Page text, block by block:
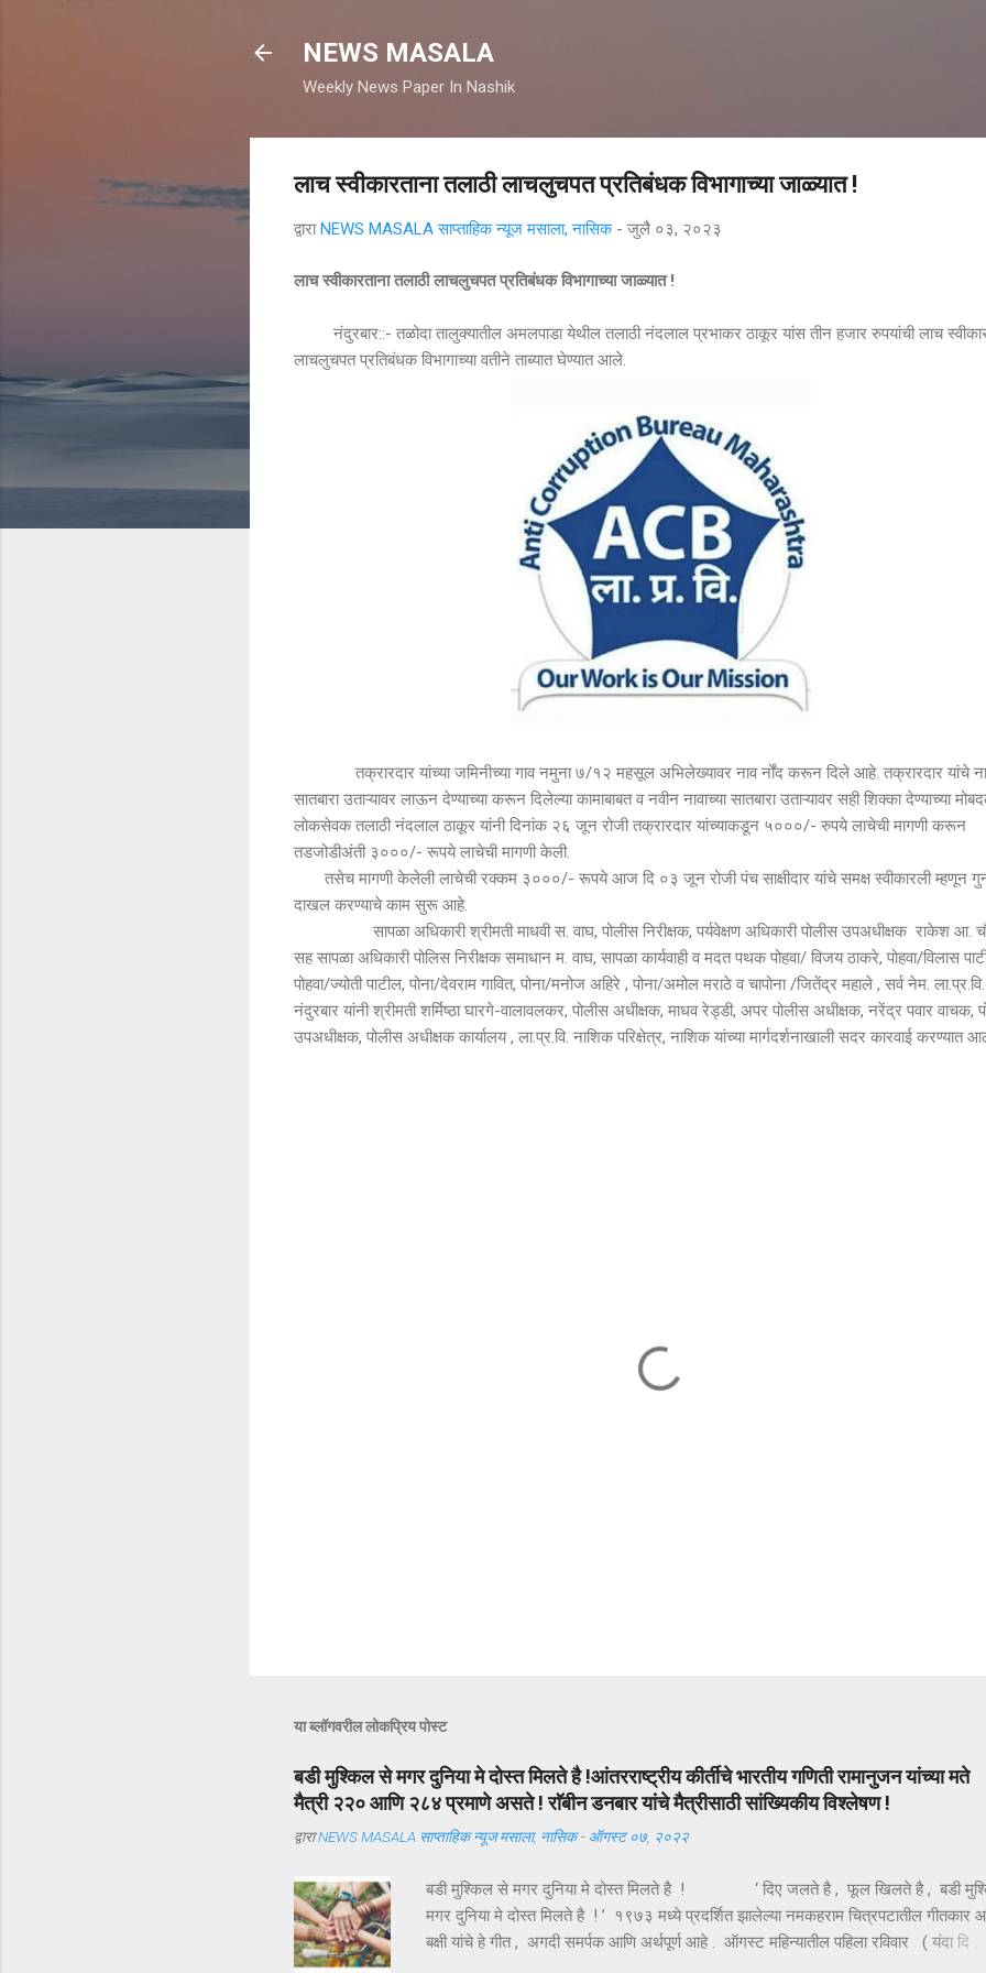
NEWS MASALA
Weekly News Paper In Nashik
लाच स्वीकारताना तलाठी लाचलुचपत प्रतिबंधक विभागाच्या जाळ्यात !
द्वाराNEWS MASALA साप्ताहिक न्यूज मसाला, नासिक - जुलै ०३, २०२३
लाच स्वीकारताना तलाठी लाचलुचपत प्रतिबंधक विभागाच्या जाळ्यात !
नंदुरबार::- तळोदा तालुक्यातील अमलपाडा येथील तलाठी नंदलाल प्रभाकर ठाकूर यांस तीन हजार रुपयांची लाच
लाचलुचपत प्रतिबंधक विभागाच्या वतीने ताब्यात घेण्यात आले.
तक्रारदार यांच्या जमिनीच्या गाव नमुना ७/१२ महसूल अभिलेख्यावर नाव र्नोंद करून दिले आहे. तक्रारदार यांचे
सातबारा उताऱ्यावर लाऊन देण्याच्या करून दिलेल्या कामाबाबत व नवीन नावाच्या सातबारा उताऱ्यावर सही शिक्का देण्याच्या
लोकसेवक तलाठी नंदलाल ठाकूर यांनी दिनांक २६ जून रोजी तक्रारदार यांच्याकडून ५०००/- रुपये लाचेची मागणी करून
तडजोडीअंती ३०००/- रूपये लाचेची मागणी केली.
तसेच मागणी केलेली लाचेची रक्कम ३०००/- रूपये आज दि ०३ जून रोजी पंच साक्षीदार यांचे समक्ष स्वीकारली म्हणून
दाखल करण्याचे काम सुरू आहे.
सापळा अधिकारी श्रीमती माधवी स. वाघ, पोलीस निरीक्षक, पर्यवेक्षण अधिकारी पोलीस उपअधीक्षक राकेश आ.
सह सापळा अधिकारी पोलिस निरीक्षक समाधान म. वाघ, सापळा कार्यवाही व मदत पथक पोहवा/ विजय ठाकरे, पोहवा/विलास
पोहवा/ज्योती पाटील, पोना/देवराम गावित, पोना/मनोज अहिरे , पोना/अमोल मराठे व चापोना /जितेंद्र महाले , सर्व नेम. ला.प्र.वि.
नंदुरबार यांनी श्रीमती शर्मिष्ठा घारगे-वालावलकर, पोलीस अधीक्षक, माधव रेड्डी, अपर पोलीस अधीक्षक, नरेंद्र पवार वाचक,
उपअधीक्षक, पोलीस अधीक्षक कार्यालय , ला.प्र.वि. नाशिक परिक्षेत्र, नाशिक यांच्या मार्गदर्शनाखाली सदर कारवाई करण्यात
या ब्लॉगवरील लोकप्रिय पोस्ट
बडी मुश्किल से मगर दुनिया मे दोस्त मिलते है !आंतरराष्ट्रीय कीर्तीचे भारतीय गणिती रामानुजन यांच्या मते
मैत्री २२० आणि २८४ प्रमाणे असते ! राॅबीन डनबार यांचे मैत्रीसाठी सांख्यिकीय विश्लेषण !
द्वाराNEWS MASALA साप्ताहिक न्यूज मसाला, नासिक - ऑगस्ट ०७, २०२२
बडी मुश्किल से मगर दुनिया मे दोस्त मिलते है ! ‘ दिए जलते है , फूल खिलते है , बडी
मगर दुनिया मे दोस्त मिलते है ! ’ १९७३ मध्ये प्रदर्शित झालेल्या नमकहराम चित्रपटातील गीतकार
बक्षी यांचे हे गीत , अगदी समर्पक आणि अर्थपूर्ण आहे . ऑगस्ट महिन्यातील पहिला रविवार ( यंदा दि .